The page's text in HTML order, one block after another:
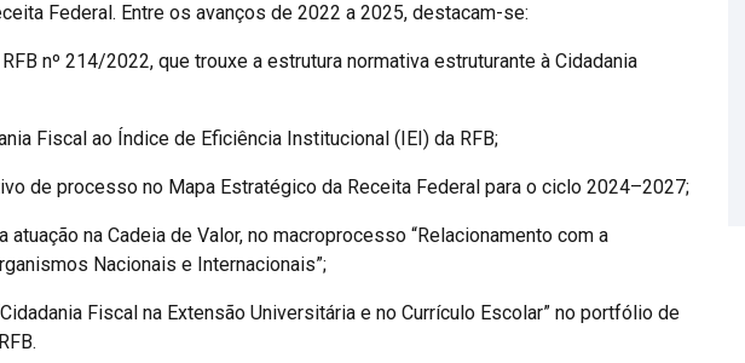
Federal. Entre os avanços de 2022 a 2025, destacam-se:
nº 214/2022, que trouxe a estrutura normativa estruturante à Cidadania
Fiscal ao Índice de Eficiência Institucional (IEI) da RFB;
de processo no Mapa Estratégico da Receita Federal para o ciclo 2024–2027;
atuação na Cadeia de Valor, no macroprocesso “Relacionamento com a
Nacionais e Internacionais”;
Fiscal na Extensão Universitária e no Currículo Escolar” no portfólio de